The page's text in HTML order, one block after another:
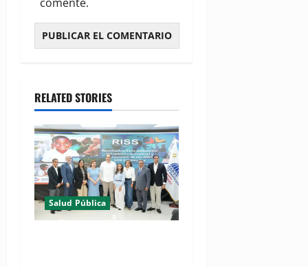
RELATED STORIES
Salud Pública